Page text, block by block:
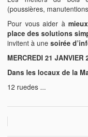
(poussières,
Pour vous aider à
place des solutions
invitent à une soirée
MERCREDI 21 JANVIER
Dans les locaux de la
12 ruedes ...